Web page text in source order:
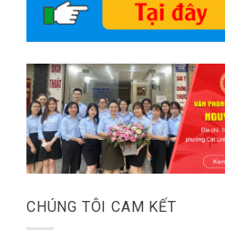
CHÚNG TÔI CAM KẾT